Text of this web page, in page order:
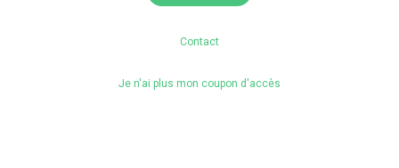
Contact
Je n'ai plus mon coupon d'accès